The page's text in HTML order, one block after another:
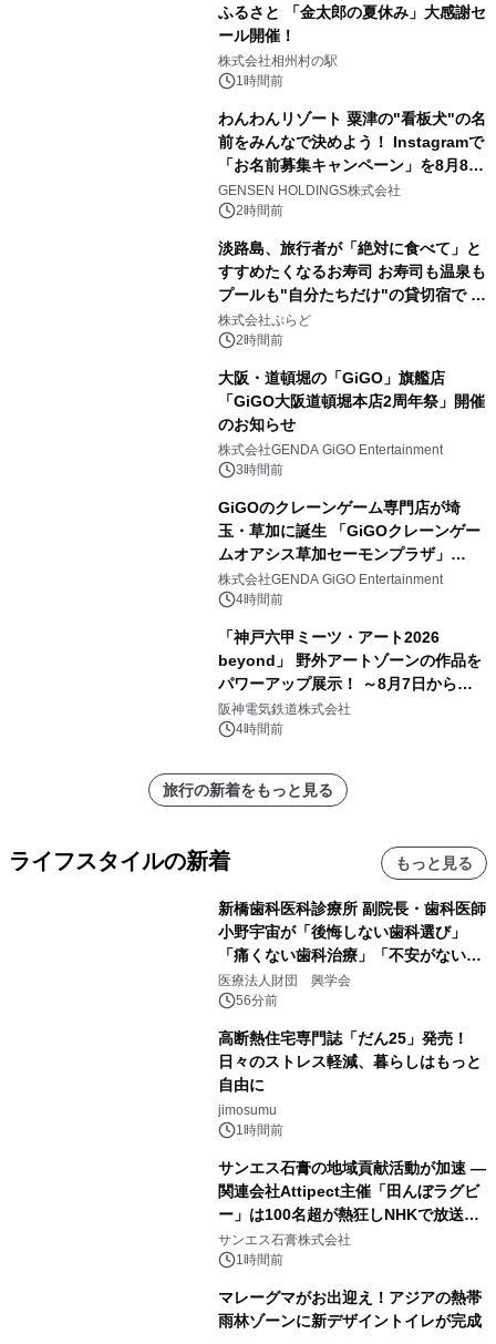
ふるさと 「金太郎の夏休み」大感謝セ
ール開催！
株式会社相州村の駅
1時間前
わんわんリゾート 粟津の"看板犬"の名
前をみんなで決めよう！ Instagramで
「お名前募集キャンペーン」を8月8日
(土)より開催
GENSEN HOLDINGS株式会社
2時間前
淡路島、旅行者が「絶対に食べて」と
すすめたくなるお寿司 お寿司も温泉も
プールも"自分たちだけ"の貸切宿で 1
日1組限定「岩屋温泉 絵島別庭 海と
森」の握り寿司プラン
株式会社ぷらど
2時間前
大阪・道頓堀の「GiGO」旗艦店
「GiGO大阪道頓堀本店2周年祭」開催
のお知らせ
株式会社GENDA GiGO Entertainment
3時間前
GiGOのクレーンゲーム専門店が埼
玉・草加に誕生 「GiGOクレーンゲー
ムオアシス草加セーモンプラザ」
2026年8月7日(金)10時グランドオープ
ン
株式会社GENDA GiGO Entertainment
4時間前
「神戸六甲ミーツ・アート2026
beyond」 野外アートゾーンの作品を
パワーアップ展示！ ～8月7日からは
直前割パスポートを販売～
阪神電気鉄道株式会社
4時間前
旅行の新着をもっと見る
ライフスタイルの新着 もっと見る
新橋歯科医科診療所 副院長・歯科医師
小野宇宙が「後悔しない歯科選び」
「痛くない歯科治療」「不安がない治
療計画」をテーマに専門監修
医療法人財団 興学会
56分前
高断熱住宅専門誌「だん25」発売！
日々のストレス軽減、暮らしはもっと
自由に
jimosumu
1時間前
サンエス石膏の地域貢献活動が加速 ―
関連会社Attipect主催「田んぼラグビ
ー」は100名超が熱狂しNHKで放送さ
れました。
サンエス石膏株式会社
1時間前
マレーグマがお出迎え！アジアの熱帯
雨林ゾーンに新デザイントイレが完成